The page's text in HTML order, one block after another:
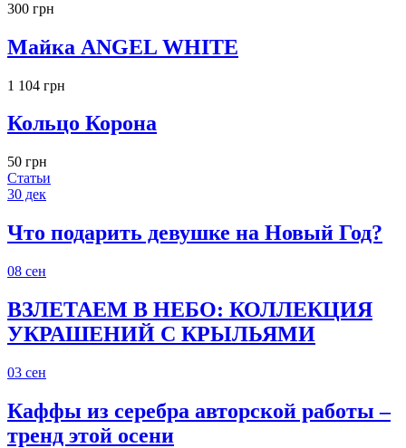
300 грн
Майка ANGEL WHITE
1 104 грн
Кольцо Корона
50 грн
Статьи
30 дек
Что подарить девушке на Новый Год?
08 сен
ВЗЛЕТАЕМ В НЕБО: КОЛЛЕКЦИЯ
УКРАШЕНИЙ С КРЫЛЬЯМИ
03 сен
Каффы из серебра авторской работы –
тренд этой осени